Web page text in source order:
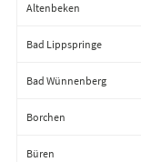
Altenbeken
Bad Lippspringe
Bad Wünnenberg
Borchen
Büren